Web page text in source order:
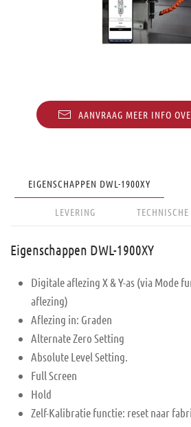
AANVRAAG MEER INFO
EIGENSCHAPPEN DWL-1900XY
LEVERING
Eigenschappen DWL-1900XY
Digitale aflezing X & Y-as (via Mode
aflezing)
Aflezing in: Graden
Alternate Zero Setting
Absolute Level Setting.
Full Screen
Hold
Zelf-Kalibratie functie: reset naar